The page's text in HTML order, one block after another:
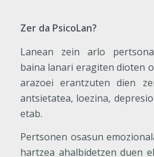
Zer da PsicoLan?
Lanean zein arlo
baina lanari eragiten dioten
arazoei erantzuten dien
antsietatea, loezina,
etab.
Pertsonen osasun
hartzea ahalbidetzen duen